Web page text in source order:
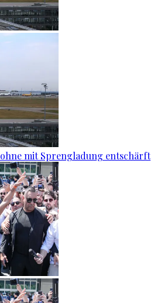
mit Sprengladung entschärft